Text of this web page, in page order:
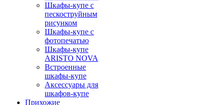
Шкафы-купе с
пескоструйным
рисунком
Шкафы-купе с
фотопечатью
Шкафы-купе
ARISTO NOVA
Встроенные
шкафы-купе
Аксессуары для
шкафов-купе
Прихожие